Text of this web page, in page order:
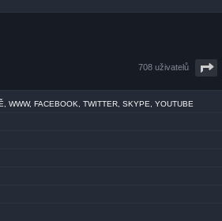
708 uživatelů
WWW, FACEBOOK, TWITTER, SKYPE, YOUTUBE